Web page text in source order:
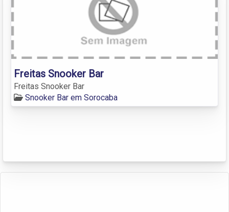
Freitas Snooker Bar
Freitas Snooker Bar
Snooker Bar em Sorocaba